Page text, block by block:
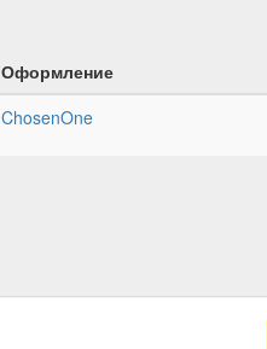
Оформление
ChosenOne